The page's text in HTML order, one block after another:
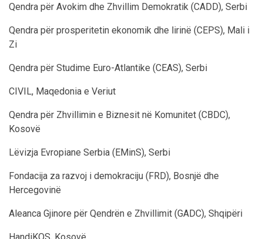
Qendra për Avokim dhe Zhvillim Demokratik (CADD), Serbi
Qendra për prosperitetin ekonomik dhe lirinë (CEPS), Mali i
Zi
Qendra për Studime Euro-Atlantike (CEAS), Serbi
CIVIL, Maqedonia e Veriut
Qendra për Zhvillimin e Biznesit në Komunitet (CBDC),
Kosovë
Lëvizja Evropiane Serbia (EMinS), Serbi
Fondacija za razvoj i demokraciju (FRD), Bosnjë dhe
Hercegovinë
Aleanca Gjinore për Qendrën e Zhvillimit (GADC), Shqipëri